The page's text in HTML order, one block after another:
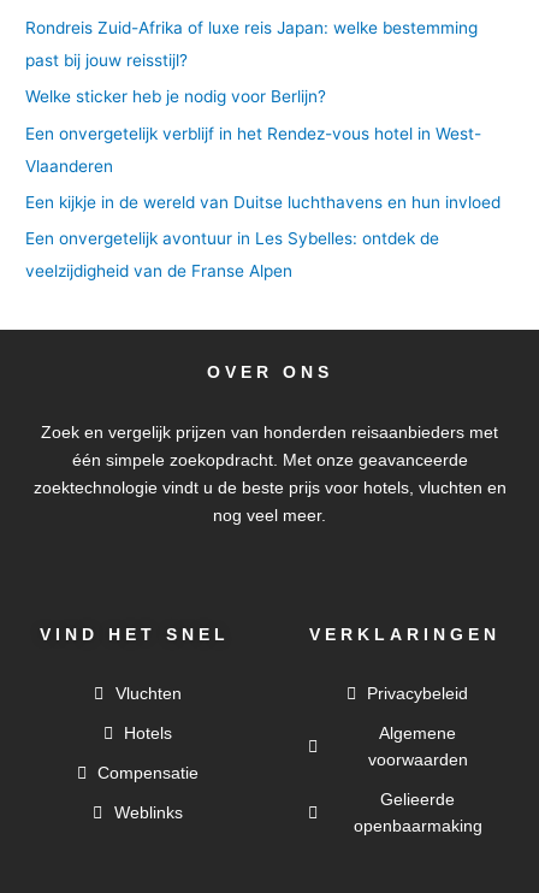
Rondreis Zuid-Afrika of luxe reis Japan: welke bestemming
past bij jouw reisstijl?
Welke sticker heb je nodig voor Berlijn?
Een onvergetelijk verblijf in het Rendez-vous hotel in West-
Vlaanderen
Een kijkje in de wereld van Duitse luchthavens en hun invloed
Een onvergetelijk avontuur in Les Sybelles: ontdek de
veelzijdigheid van de Franse Alpen
OVER ONS
Zoek en vergelijk prijzen van honderden reisaanbieders met
één simpele zoekopdracht. Met onze geavanceerde
zoektechnologie vindt u de beste prijs voor hotels, vluchten en
nog veel meer.
VIND HET SNEL
Vluchten
Hotels
Compensatie
Weblinks
VERKLARINGEN
Privacybeleid
Algemene
voorwaarden
Gelieerde
openbaarmaking